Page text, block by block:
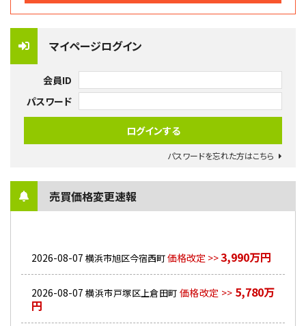
マイページログイン
会員ID
パスワード
パスワードを忘れた方はこちら
売買価格変更速報
2026-08-07 横浜市旭区今宿西町価格改定 >>3,990万円
2026-08-07 横浜市戸塚区上倉田町 価格改定 >> 5,780万
円